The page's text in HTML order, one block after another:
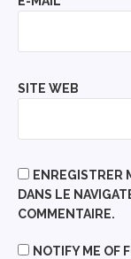
SITE WEB
ENREGISTRER
DANS LE
COMMENTAIRE.
NOTIFY ME OF